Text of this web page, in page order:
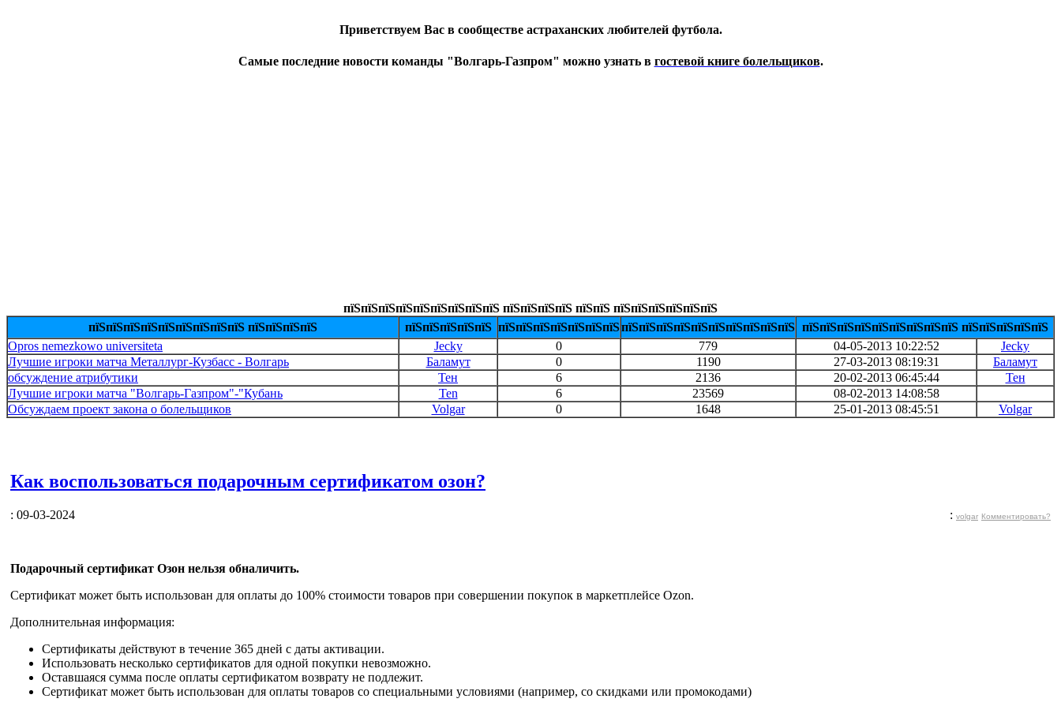
Приветствуем Вас в сообществе астраханских любителей футбола.
Самые последние новости команды "Волгарь-Газпром" можно узнать в гостевой книге болельщиков.
пїЅпїЅпїЅпїЅпїЅпїЅпїЅпїЅпїЅ пїЅпїЅпїЅпїЅ пїЅпїЅ пїЅпїЅпїЅпїЅпїЅпїЅ
пїЅпїЅпїЅпїЅпїЅпїЅпїЅпїЅпїЅ пїЅпїЅпїЅпїЅ
пїЅпїЅпїЅпїЅпїЅ пїЅпїЅпїЅпїЅпїЅпїЅпїЅпїЅпїЅпїЅпїЅпїЅпїЅпїЅпїЅпїЅпїЅ пїЅпїЅпїЅпїЅпїЅпїЅпїЅпїЅпїЅ пїЅпїЅпїЅпїЅпїЅ
Opros nemezkowo universiteta
Jecky 0 779 04-05-2013 10:22:52
Jecky
Лучшие игроки матча Металлург-Кузбасс - Волгарь
Баламут 0 1190 27-03-2013 08:19:31
Баламут
обсуждение атрибутики
Тен 6 2136 20-02-2013 06:45:44
Тен
Лучшие игроки матча "Волгарь-Газпром"-"Кубань
Ten 6 23569
08-02-2013 14:08:58
Обсуждаем проект закона о болельщиков
Volgar 0 1648 25-01-2013 08:45:51 Volgar
Как воспользоваться подарочным сертификатом озон?
: 09-03-2024 : volgar Комментировать?
Подарочный сертификат Озон нельзя обналичить.
Сертификат может быть использован для оплаты до 100% стоимости товаров при совершении покупок в маркетплейсе Ozon.
Дополнительная информация:
Сертификаты действуют в течение 365 дней с даты активации.
Использовать несколько сертификатов для одной покупки невозможно.
Оставшаяся сумма после оплаты сертификатом возврату не подлежит.
Сертификат может быть использован для оплаты товаров со специальными условиями (например, со скидками или промокодами)